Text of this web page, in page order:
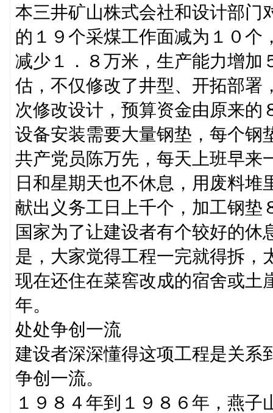
本三井矿山株式会社和设计部门
的１９个采煤工作面减为１０个
减少１．８万米，生产能力增加
估，不仅修改了井型、开拓部署
次修改设计，预算资金由原来的
设备安装需要大量钢垫，每个钢
共产党员陈万先，每天上班早来
日和星期天也不休息，用废料
献出义务工日上千个，加工钢垫
国家为了让建设者有个较好的
是，大家觉得工程一完就得拆，
现在还住在菜窖改成的宿舍或土
年。
处处争创一流
建设者深深懂得这项工程是关系
争创一流。
１９８４年到１９８６年，燕